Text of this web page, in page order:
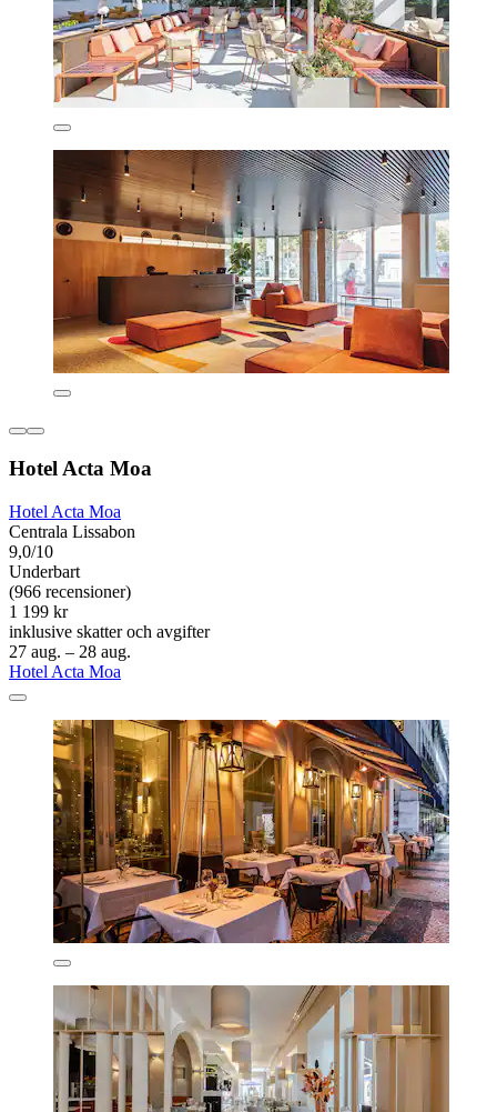
Hotel Acta Moa
Hotel Acta Moa
Centrala Lissabon
9,0/10
Underbart
(966 recensioner)
1 199 kr
inklusive skatter och avgifter
27 aug. – 28 aug.
Hotel Acta Moa